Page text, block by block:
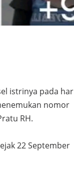
istrinya pada
nomor
RH.
22 September